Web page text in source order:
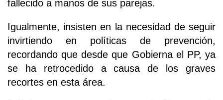
fallecido a manos de sus parejas.
Igualmente, insisten en la necesidad de seguir
invirtiendo en políticas de prevención,
recordando que desde que Gobierna el PP, ya
se ha retrocedido a causa de los graves
recortes en esta área.